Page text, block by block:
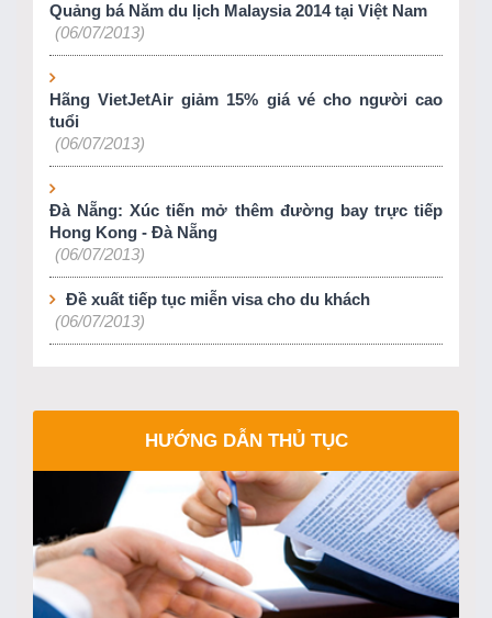
Quảng bá Năm du lịch Malaysia 2014 tại Việt Nam
(06/07/2013)
Hãng VietJetAir giảm 15% giá vé cho người cao
tuổi
(06/07/2013)
Đà Nẵng: Xúc tiến mở thêm đường bay trực tiếp
Hong Kong - Đà Nẵng
(06/07/2013)
Đề xuất tiếp tục miễn visa cho du khách
(06/07/2013)
HƯỚNG DẪN THỦ TỤC